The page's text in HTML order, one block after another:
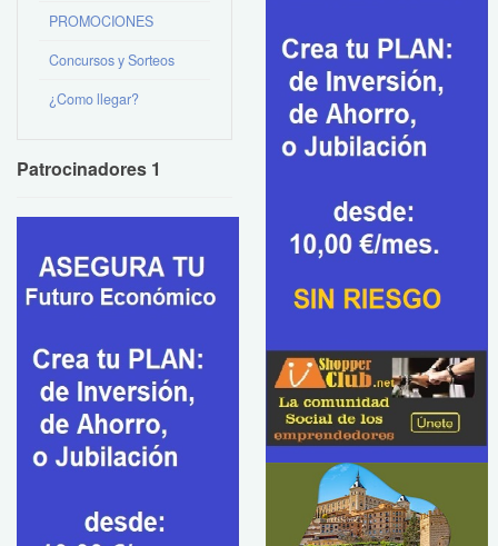
PROMOCIONES
Concursos y Sorteos
¿Como llegar?
Patrocinadores 1